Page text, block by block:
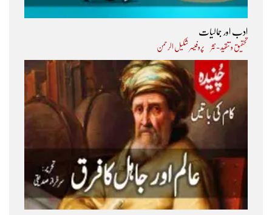
ادب اور جمالیات
تحقیق و تنقید - نثر پروفیسر شکیل الرحمن